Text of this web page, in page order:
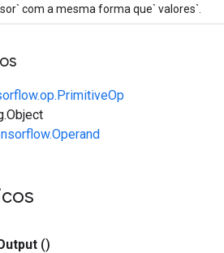
com a mesma forma que` valores`.
()